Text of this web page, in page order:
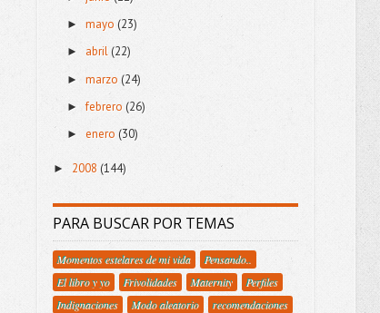
►mayo(23)
► abril(22)
►marzo(24)
►febrero (26)
► enero(30)
► 2008 (144)
PARA BUSCAR POR TEMAS
Momentos estelares de mi vida
Pensando..
El libro y yo
Frivolidades Maternity
Perfiles
Indignaciones
Modo aleatorio
recomendaciones